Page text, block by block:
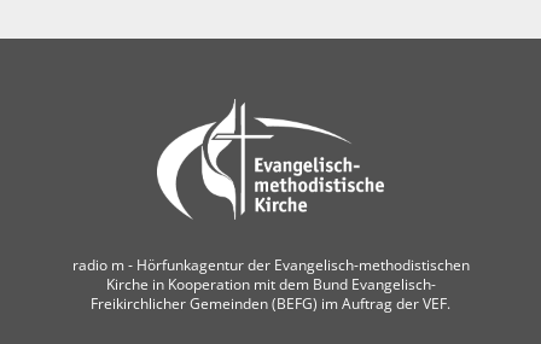
radio m ‐ Hörfunkagentur der Evangelisch-methodistischen
Kirche in Kooperation mit dem Bund Evangelisch-
Freikirchlicher Gemeinden (BEFG) im Auftrag der VEF.